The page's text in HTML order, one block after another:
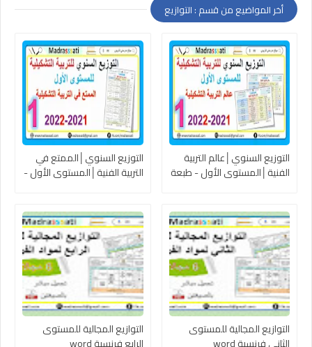
أخر المواضيع من قسم : التوازيع
التوزيع السنوي│عالم التربية
الفنية│المستوى الأول - طبعة
التوزيع السنوي│الممتع في
التربية الفنية│المستوى الأول -
التوازيع المجالية للمستوى
التوازيع المجالية للمستوى